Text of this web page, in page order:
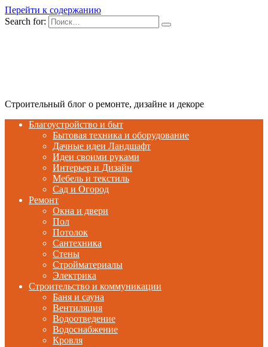
Перейти к содержанию
Search for:
Строительный блог о ремонте, дизайне и декоре
Благоустройство и быт
Бытовая техника и оборудование
Дачные идеи Ландшафт
Идеи своими руками
Интерьер и Дизайн
Мебель и текстиль
Сад и Огород
Ремонт
Окна и двери
Пол
Потолок
Сантехника
Стены
Стройматериалы
Электрика
Строительство и коммуникации
Баня и сауна
Вентиляция
Водоотведение
Водоснабжение
Кровля